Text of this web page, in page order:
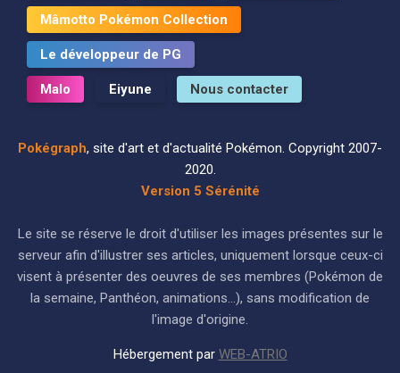
Mâmotto Pokémon Collection
Le développeur de PG
Malo Eiyune Nous contacter
Pokégraph, site d'art et d'actualité Pokémon. Copyright 2007-
2020.
Version 5 Sérénité
Le site se réserve le droit d'utiliser les images présentes sur le
serveur afin d'illustrer ses articles, uniquement lorsque ceux-ci
visent à présenter des oeuvres de ses membres (Pokémon de
la semaine, Panthéon, animations...), sans modification de
l'image d'origine.
Hébergement par WEB-ATRIO